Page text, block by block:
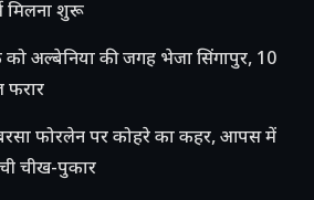
मिलना शुरू
अल्बेनिया की जगह भेजा सिंगापुर, 10
फोरलेन पर कोहरे का कहर, आपस में
चीख-पुकार